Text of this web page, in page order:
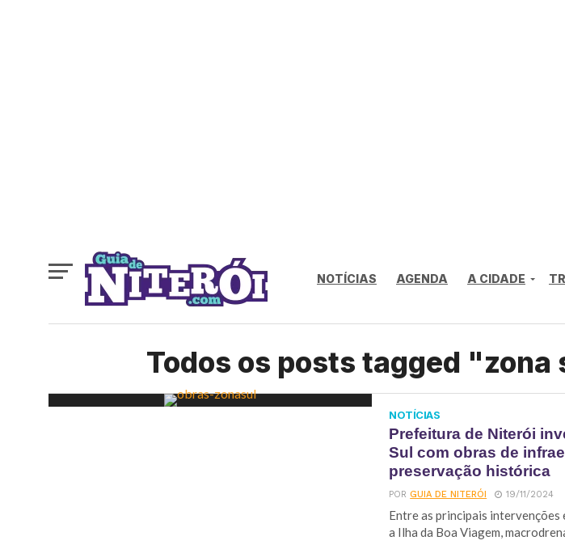
NOTÍCIAS AGENDA A CIDADE
Todos os posts tagged "zona
NOTÍCIAS
Prefeitura de Niterói
Sul com obras de
preservação histórica
PORGUIA DE NITERÓI 19/11/2024
Entre as principais intervenções
a Ilha da Boa Viagem,